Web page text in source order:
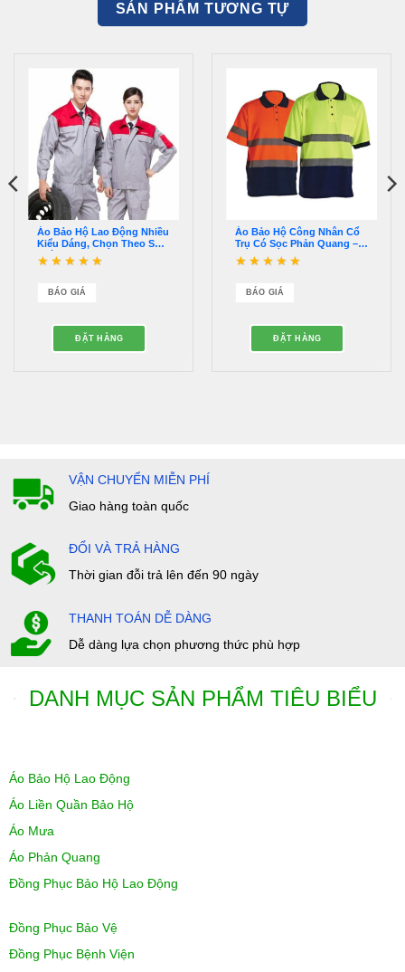
SẢN PHẨM TƯƠNG TỰ
Áo Bảo Hộ Lao Động Nhiều
Kiểu Dáng, Chọn Theo Sở
Thích – QABH00015
saoBÁO GIÁ
ĐẶT HÀNG
Áo Bảo Hộ Công Nhân Cổ
Trụ Có Sọc Phản Quang –
QABH00034
saoBÁO GIÁ
ĐẶT HÀNG
VẬN CHUYỂN MIỄN PHÍ
Giao hàng toàn quốc
ĐỔI VÀ TRẢ HÀNG
Thời gian đỗi trả lên đến 90 ngày
THANH TOÁN DỄ DÀNG
Dễ dàng lựa chọn phương thức phù hợp
DANH MỤC SẢN PHẨM TIÊU BIỂU
Áo Bảo Hộ Lao Động
Áo Liền Quần Bảo Hộ
Áo Mưa
Áo Phản Quang
Đồng Phục Bảo Hộ Lao Động
Đồng Phục Bảo Vệ
Đồng Phục Bệnh Viện